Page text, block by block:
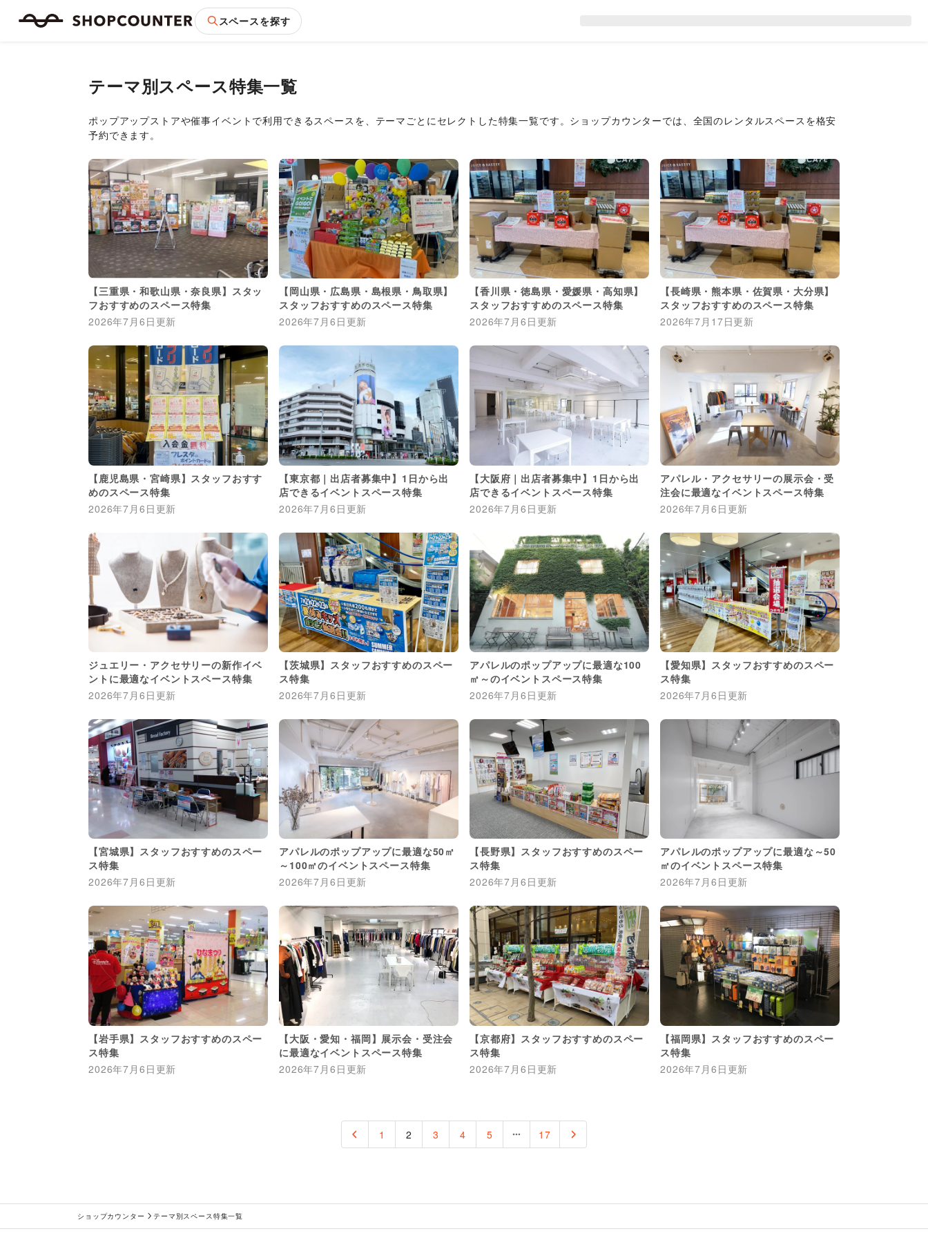
スペースを探す
テーマ別スペース特集一覧
ポップアップストアや催事イベントで利用できるスペースを、テーマごとにセレクトした特集一覧です。ショップカウンターでは、全国のレンタルスペースを格安
予約できます。
【三重県・和歌山県・奈良県】スタッ
フおすすめのスペース特集
2026年7月6日更新
【岡山県・広島県・島根県・鳥取県】
スタッフおすすめのスペース特集
2026年7月6日更新
【香川県・徳島県・愛媛県・高知県】
スタッフおすすめのスペース特集
2026年7月6日更新
【長崎県・熊本県・佐賀県・大分県】
スタッフおすすめのスペース特集
2026年7月17日更新
【鹿児島県・宮崎県】スタッフおすす
めのスペース特集
2026年7月6日更新
【東京都｜出店者募集中】1日から出
店できるイベントスペース特集
2026年7月6日更新
【大阪府｜出店者募集中】1日から出
店できるイベントスペース特集
2026年7月6日更新
アパレル・アクセサリーの展示会・受
注会に最適なイベントスペース特集
2026年7月6日更新
ジュエリー・アクセサリーの新作イベ
ントに最適なイベントスペース特集
2026年7月6日更新
【茨城県】スタッフおすすめのスペー
ス特集
2026年7月6日更新
アパレルのポップアップに最適な100
㎡～のイベントスペース特集
2026年7月6日更新
【愛知県】スタッフおすすめのスペー
ス特集
2026年7月6日更新
【宮城県】スタッフおすすめのスペー
ス特集
2026年7月6日更新
アパレルのポップアップに最適な50㎡
～100㎡のイベントスペース特集
2026年7月6日更新
【長野県】スタッフおすすめのスペー
ス特集
2026年7月6日更新
アパレルのポップアップに最適な～50
㎡のイベントスペース特集
2026年7月6日更新
【岩手県】スタッフおすすめのスペー
ス特集
2026年7月6日更新
【大阪・愛知・福岡】展示会・受注会
に最適なイベントスペース特集
2026年7月6日更新
【京都府】スタッフおすすめのスペー
ス特集
2026年7月6日更新
【福岡県】スタッフおすすめのスペー
ス特集
2026年7月6日更新
1 2 3 4 5 17
ショップカウンター テーマ別スペース特集一覧